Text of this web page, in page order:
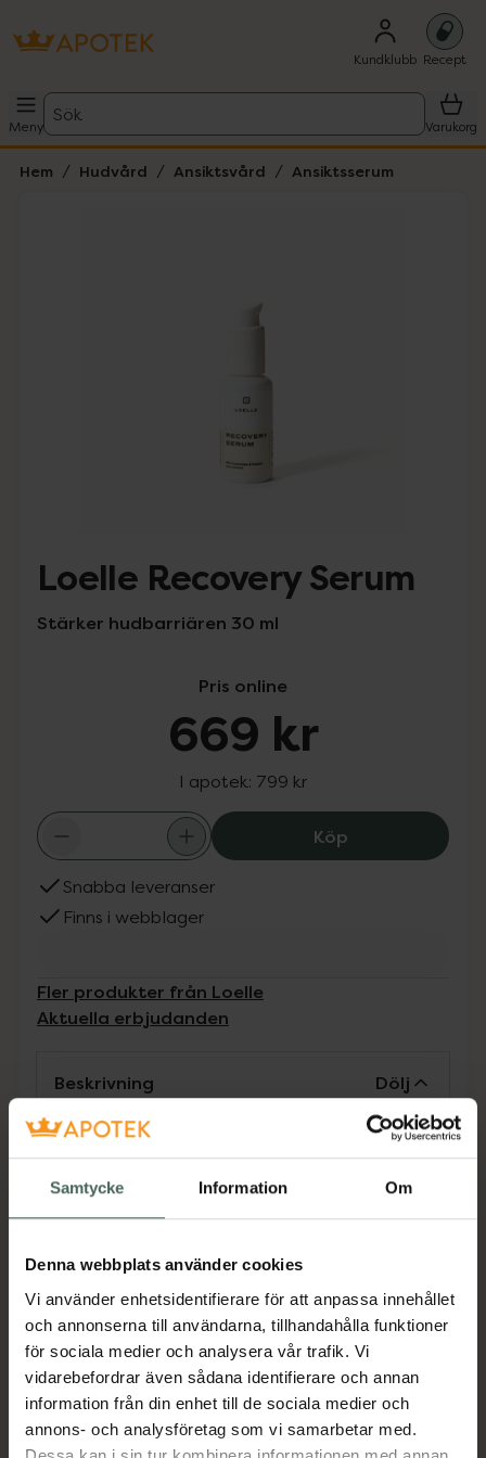
Samtycke Information Om
Denna webbplats använder cookies
Vi använder enhetsidentifierare för att anpassa innehållet
och annonserna till användarna, tillhandahålla funktioner
för sociala medier och analysera vår trafik. Vi
vidarebefordrar även sådana identifierare och annan
information från din enhet till de sociala medier och
annons- och analysföretag som vi samarbetar med.
Kundklubb Recept
Meny
Sök
Varukorg
Hem Hudvård Ansiktsvård Ansiktsserum
Loelle Recovery Serum
Stärker hudbarriären 30 ml
Pris online
669 kr
I apotek: 799 kr
KöpLoelle
Snabba leveranser
Finns i webblager
Fler produkter från Loelle
Aktuella erbjudanden
Beskrivning Dölj
Detta serum är laddat med ceramider som
återfuktar på djupet och C-vitamin som ger
huden en naturlig lyster. Loelles Recovery
återställer dess friska glow.
Jämförpris 26,63 kr/ml
EAN:07350129530081
Kategorier:
AnsiktsserumAnsiktsvårdHudvård